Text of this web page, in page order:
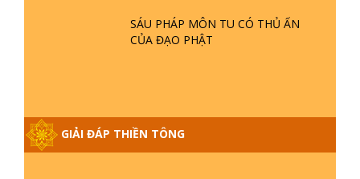
SÁU PHÁP MÔN TU CÓ THỦ ẤN
CỦA ĐẠO PHẬT
GIẢI ĐÁP THIỀN TÔNG
GIẢI ĐÁP VỀ LỄ TIỄN THIỀN TÔNG SƯ
NGỌC LÂM VỀ PHẬT GIỚI
PHẦN 20 - BÁC NGUYỄN NHÂN LÀ AI?